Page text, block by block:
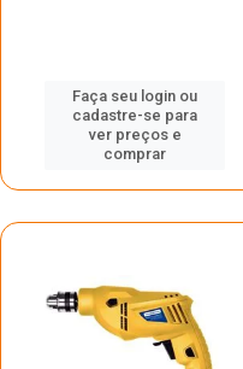
Faça seu login ou
cadastre-se para
ver preços e
comprar